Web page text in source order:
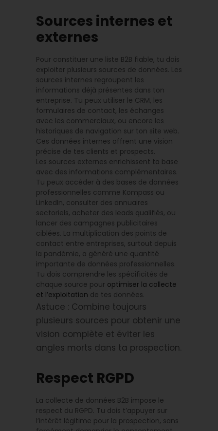
Sources internes et
externes
Pour constituer une liste B2B fiable, tu dois
exploiter plusieurs sources de données. Les
sources internes regroupent les
informations déjà présentes dans ton
entreprise. Tu peux utiliser le CRM, les
formulaires de contact, les échanges
avec les commerciaux, ou encore les
historiques de navigation sur ton site web.
Ces données internes offrent une vision
précise de tes clients et prospects.
Les sources externes enrichissent ta base
avec des informations complémentaires.
Tu peux accéder à des bases de données
professionnelles comme Kompass ou
LinkedIn, consulter des annuaires
sectoriels, acheter des leads qualifiés, ou
lancer des campagnes publicitaires
ciblées. La multiplication des points de
contact entre entreprises, surtout depuis
la pandémie, a généré une quantité
importante de données professionnelles.
Tu dois comprendre les spécificités de
chaque source pour optimiser la collecte
et l’exploitation de tes données.
Astuce : Combine toujours
plusieurs sources pour obtenir une
vision complète et éviter les
angles morts dans ta prospection.
Respect RGPD
La collecte de données B2B impose le
respect du RGPD. Tu dois t’appuyer sur
l’intérêt légitime pour la prospection, sans